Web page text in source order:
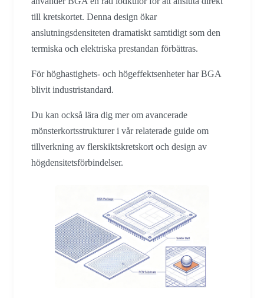
till kretskortet. Denna design ökar
anslutningsdensiteten dramatiskt samtidigt som den
termiska och elektriska prestandan förbättras.
För höghastighets- och högeffektsenheter har BGA
blivit industristandard.
Du kan också lära dig mer om avancerade
mönsterkortsstrukturer i vår relaterade guide om
tillverkning av flerskiktskretskort och design av
högdensitetsförbindelser.